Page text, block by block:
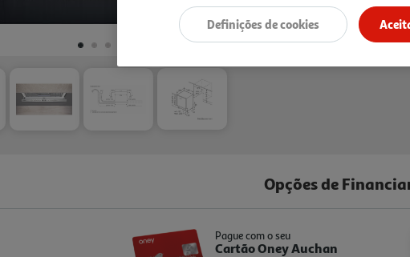
Opções de
Pague com o seu
Cartão Oney Auchan
Definições de cookies